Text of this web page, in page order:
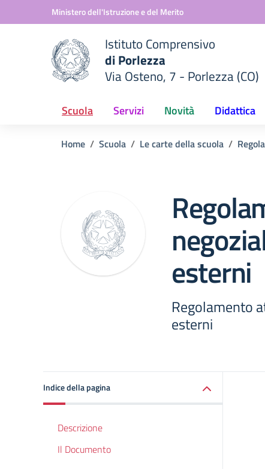
Vai ai contenuti
Vai al menu di navigazioneMinistero dell'Istruzione e del Merito
scuola
Istituto Comprensivo
di Porlezza
Via Osteno, 7 - Porlezza (CO)
Scuola Servizi Novità Didattica
Home Scuola Le carte della scuola
esterni
Regolamento
esterni
Indice della pagina
Descrizione
Il Documento